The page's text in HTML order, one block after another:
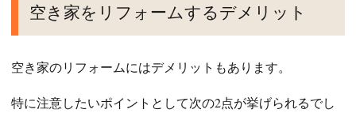
空き家をリフォームするデメリット
空き家のリフォームにはデメリットもあります。
特に注意したいポイントとして次の2点が挙げられるでし